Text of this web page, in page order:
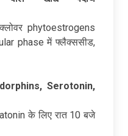
phytoestrogens
phase में फ्लैक्ससीड,
Serotonin,
के लिए रात 10 बजे